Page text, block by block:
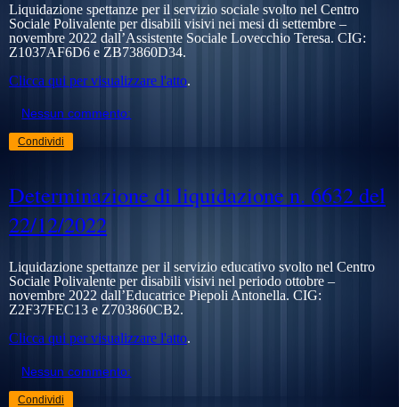
Liquidazione spettanze per il servizio sociale svolto nel Centro
Sociale Polivalente per disabili visivi nei mesi di settembre –
novembre 2022 dall’Assistente Sociale Lovecchio Teresa. CIG:
Z1037AF6D6 e ZB73860D34.
Clicca qui per visualizzare l'atto.
Nessun commento:
Condividi
Determinazione di liquidazione n. 6632 del
22/12/2022
Liquidazione spettanze per il servizio educativo svolto nel Centro
Sociale Polivalente per disabili visivi nel periodo ottobre –
novembre 2022 dall’Educatrice Piepoli Antonella. CIG:
Z2F37FEC13 e Z703860CB2.
Clicca qui per visualizzare l'atto.
Nessun commento:
Condividi